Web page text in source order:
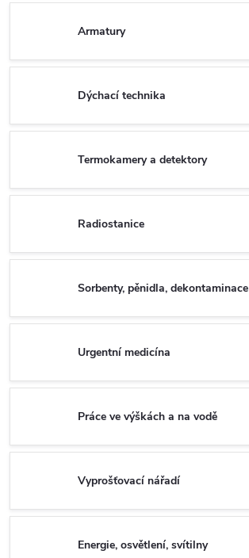
Armatury
Dýchací technika
Termokamery a detektory
Radiostanice
Sorbenty, pěnidla, dekontaminace
Urgentní medicína
Práce ve výškách a na vodě
Vyprošťovací nářadí
Energie, osvětlení, svítilny